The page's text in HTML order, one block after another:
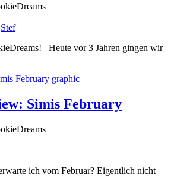
Stef
Heute vor 3 Jahren gingen wir
Simis February
ich vom Februar? Eigentlich nicht